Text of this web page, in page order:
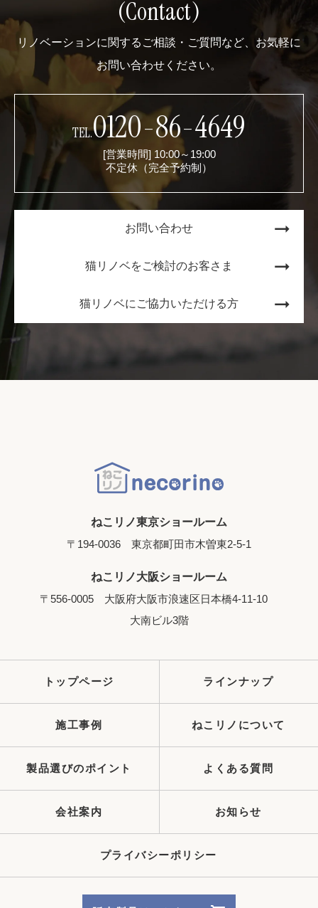
(Contact)
リノベーションに関するご相談・ご質問など、お気軽に
お問い合わせください。
TEL.0120-86-4649
[営業時間] 10:00～19:00
不定休（完全予約制）
お問い合わせ
猫リノベをご検討のお客さま
猫リノベにご協力いただける方
ねこリノ東京ショールーム
〒194-0036 東京都町田市木曽東2-5-1
ねこリノ大阪ショールーム
〒556-0005 大阪府大阪市浪速区日本橋4-11-10
大南ビル3階
トップページ ラインナップ
施工事例 ねこリノについて
製品選びのポイント よくある質問
会社案内 お知らせ
プライバシーポリシー